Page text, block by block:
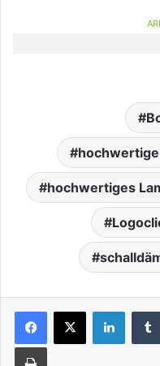
hochwertiges